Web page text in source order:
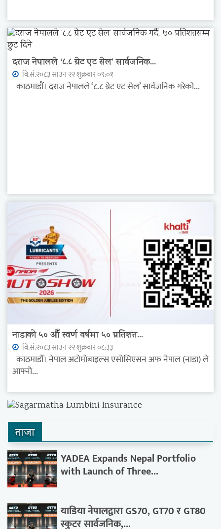
दराज नेपालले ‘८.८ ग्रेट एट सेल’ सार्वजनिक...
वि.सं.२०८३ साउन २२ शुक्रवार ०९:०१
काठमाडौं। दराज नेपालले ‘८.८ ग्रेट एट सेल’ सार्वजनिक गरेको...
नाडाको ५० औँ स्वर्ण वर्षमा ५० प्रतिशत...
वि.सं.२०८३ साउन २२ शुक्रवार ०८:३३
काठमाडौँ। नेपाल अटोमोबाइल्स एसोसिएसन अफ नेपाल (नाडा) ले
आफ्नो...
ताजा
YADEA Expands Nepal Portfolio
with Launch of Three...
याडिया नेपालद्वारा GS70, GT70 र GT80
स्कुटर सार्वजनिक,...